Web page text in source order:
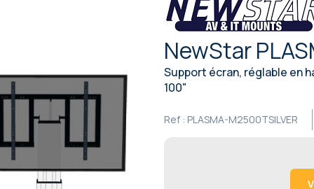
NewStar
Support écran, réglable en
100"
Ref : PLASMA-M2500TSILVER